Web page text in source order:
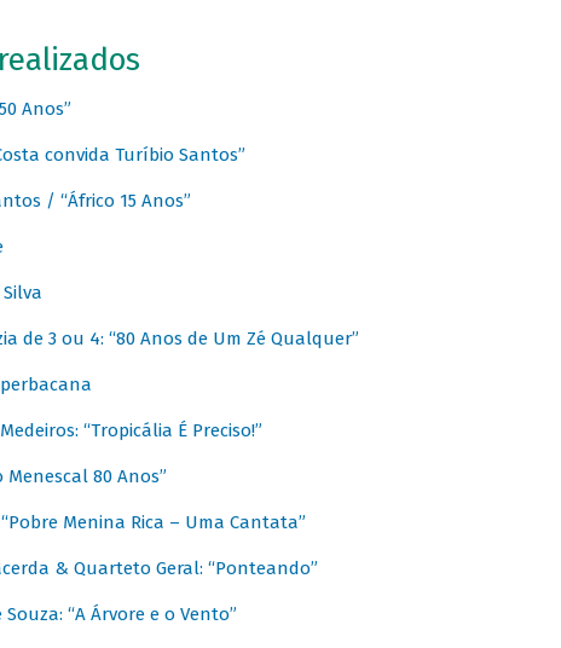
Anos”
convida Turíbio Santos”
/ “Áfrico 15 Anos”
de 3 ou 4: “80 Anos de Um Zé Qualquer”
“Tropicália É Preciso!”
Menescal 80 Anos”
Menina Rica – Uma Cantata”
& Quarteto Geral: “Ponteando”
“A Árvore e o Vento”